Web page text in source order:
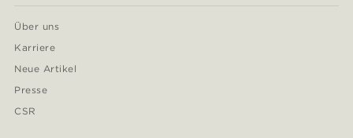
Über uns
Karriere
Neue Artikel
Presse
CSR